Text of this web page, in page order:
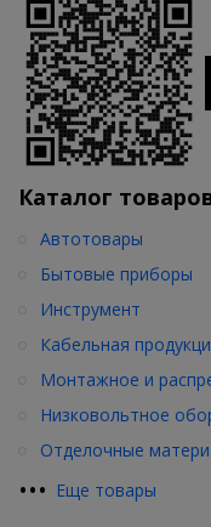
Каталог
••• Еще товары
Автотовары
Бытовые приборы
Инструмент
Кабельная
Монтажное и
Низковольтное
Отделочные